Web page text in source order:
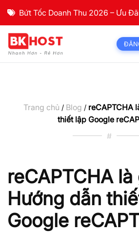
Bứt Tốc Doanh Thu 2026 – Ưu
Trang chủ / Blog / reCAPTCHA
thiết lập Google
#
reCAPTCHA là
Hướng dẫn
Google